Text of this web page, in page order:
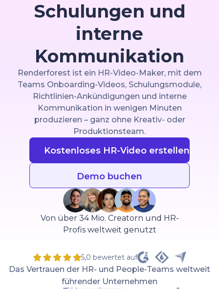
Schulungen und
interne
Kommunikation
Renderforest ist ein HR-Video-Maker, mit dem
Teams Onboarding-Videos, Schulungsmodule,
Richtlinien-Ankündigungen und interne
Kommunikation in wenigen Minuten
produzieren – ganz ohne Kreativ- oder
Produktionsteam.
Kostenloses HR-Video erstellen
Demo buchen
Von über 34 Mio. Creatorn und HR-
Profis weltweit genutzt
5,0 bewertet auf
Das Vertrauen der HR- und People-Teams weltweit
führender Unternehmen